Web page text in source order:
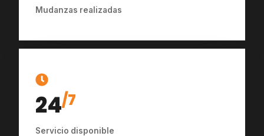
Mudanzas realizadas
24/7
Servicio disponible